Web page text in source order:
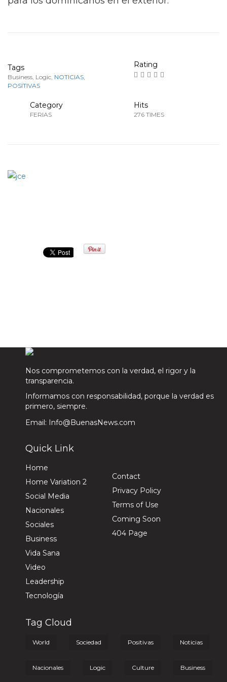
Tags
Business Logic NOTICIAS
POSITIVAS
Rating
Category
FERIAS
Hits
276 TIMES
Nos comprometemos con la verdad, el rigor y la
transparencia.
Informamos con responsabilidad, porque la verdad es
primero, siempre.
Email: Info@BuenasNews.com
Quick Link
Home
Home Variation 2
Social Media
Nacionales
Sociales
Business
Vida Sana
Video
Leadership
Tecnología
Contact
Privacy Policy
Terms of Use
Coming Soon
404 Page
Tag Cloud
World Sociedad Positivas Noticias
Nacionales Logic Culture Business